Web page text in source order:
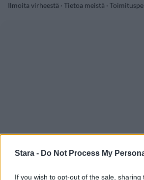
Stara - Do Not Process My
If you wish to opt-out of the sale, sharing
Ilmoita virheestä · Tietoa meistä ·